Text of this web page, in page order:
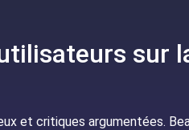
sur
et critiques argumentées.